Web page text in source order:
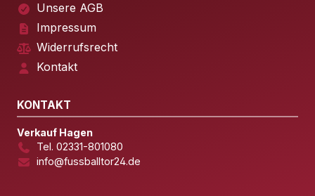
Unsere AGB
Impressum
Widerrufsrecht
Kontakt
KONTAKT
Verkauf Hagen
Tel. 02331-801080
info@fussballtor24.de